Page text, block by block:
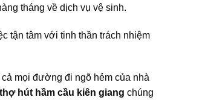
tháng về dịch vụ vệ sinh.
tận tâm với tinh thần trách nhiệm
mọi đường đi ngõ hẻm của nhà
thợ hút hầm cầu kiên giang chúng